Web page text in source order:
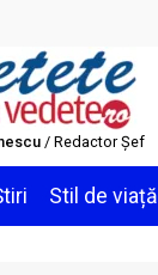
/ Redactor Șef
Stil de viață